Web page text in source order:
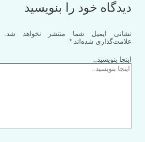
دیدگاه‌ خود را بنویسید
نشانی ایمیل شما منتشر نخواهد شد.
علامت‌گذاری شده‌اند *
اینجا بنویسید..